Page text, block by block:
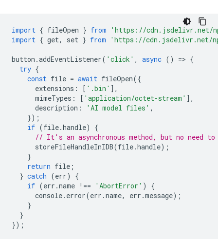
import { fileOpen } from
'https://cdn.jsdelivr.net/
import { get, set } from 'https://cdn.jsdelivr.net/
button .addEventListener( 'click' , async () => {
try {
const file = await fileOpen({
extensions : [ '.bin' ],
mimeTypes : [ 'application/octet-stream' ],
description : 'AI model files' ,
});
if (file.handle)
{
// It's an asynchronous method, but no need
storeFileHandleInIDB(file.handle);
}
return file ;
} catch (err)
{
if (err .name !== 'AbortError' )
{
console. error(err .name, err .message);
}
}
});